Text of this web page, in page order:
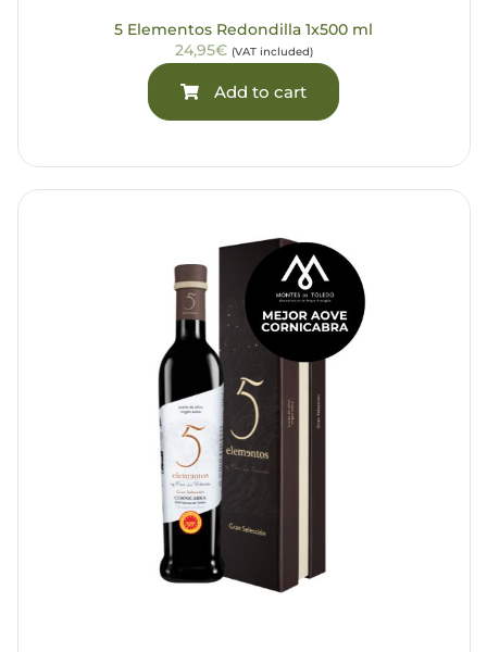
5 Elementos Redondilla 1x500 ml
24,95€ (VAT included)
Add to cart